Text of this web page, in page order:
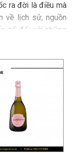
ra đời là điều mà
về lịch sử, nguồn
số đối với những
nổ có nguồn gốc